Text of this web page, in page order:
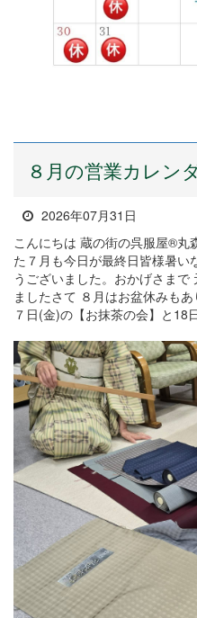
８月の営業カレン
2026年07月31日
こんにちは 蔵の街の呉服屋®丸
た７月も今日が最終日皆様暑い
うございました。おかげさま
ましたさて ８月はお盆休みも
７日(金)の【お抹茶の会】と18